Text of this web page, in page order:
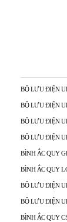
BỘ LƯU ĐIỆN
BỘ LƯU ĐIỆN
BỘ LƯU ĐIỆN
BỘ LƯU ĐIỆN
BÌNH ẮC QUY
BÌNH ẮC QUY
BỘ LƯU ĐIỆN
BỘ LƯU ĐIỆN
BÌNH ẮC QUY